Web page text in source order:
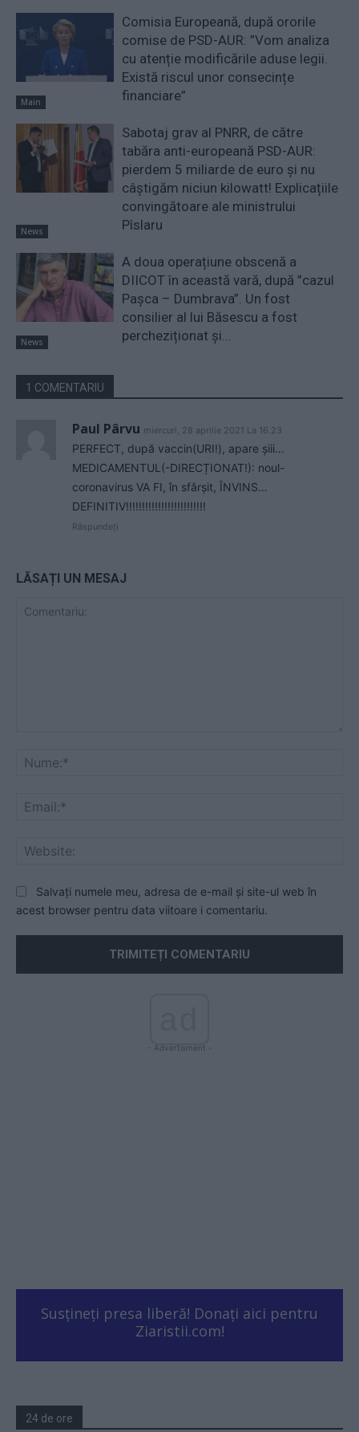
Main
Comisia Europeană, după ororile
comise de PSD-AUR: ”Vom analiza
cu atenție modificările aduse legii.
Există riscul unor consecințe
financiare”
News
Sabotaj grav al PNRR, de către
tabăra anti-europeană PSD-AUR:
pierdem 5 miliarde de euro și nu
câștigăm niciun kilowatt! Explicațiile
convingătoare ale ministrului
Pîslaru
News
A doua operațiune obscenă a
DIICOT în această vară, după ”cazul
Pașca – Dumbrava”. Un fost
consilier al lui Băsescu a fost
percheziționat și...
1 COMENTARIU
Paul Pârvu miercuri, 28 aprilie 2021 La 16.23
PERFECT, după vaccin(URI!), apare șiii…
MEDICAMENTUL(-DIRECȚIONAT!): noul-
coronavirus VA FI, în sfârșit, ÎNVINS…
DEFINITIV!!!!!!!!!!!!!!!!!!!!!!!!!
Răspundeți
LĂSAȚI UN MESAJ
Salvați numele meu, adresa de e-mail și site-ul web în
acest browser pentru data viitoare i comentariu.
- Advertisment -
Susțineți presa liberă! Donați aici pentru
Ziaristii.com!
24 de ore